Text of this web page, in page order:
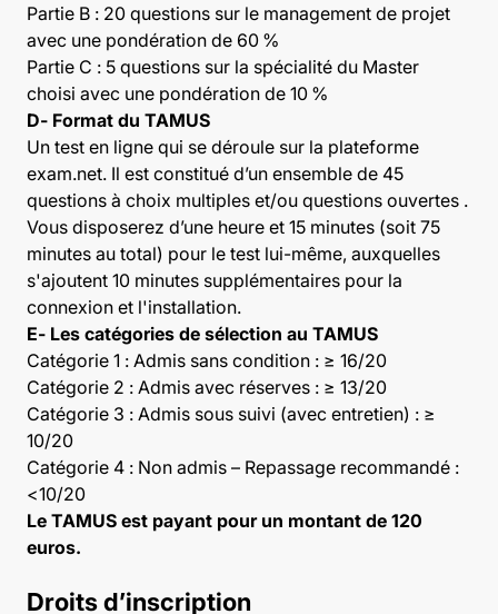
Partie B : 20 questions sur le management de projet
avec une pondération de 60 %
Partie C : 5 questions sur la spécialité du Master
choisi avec une pondération de 10 %
D- Format du TAMUS
Un test en ligne qui se déroule sur la plateforme
exam.net. Il est constitué d’un ensemble de 45
questions à choix multiples et/ou questions ouvertes .
Vous disposerez d’une heure et 15 minutes (soit 75
minutes au total) pour le test lui-même, auxquelles
s'ajoutent 10 minutes supplémentaires pour la
connexion et l'installation.
E- Les catégories de sélection au TAMUS
Catégorie 1 : Admis sans condition : ≥ 16/20
Catégorie 2 : Admis avec réserves : ≥ 13/20
Catégorie 3 : Admis sous suivi (avec entretien) : ≥
10/20
Catégorie 4 : Non admis – Repassage recommandé :
<10/20
Le TAMUS est payant pour un montant de 120
euros.
Droits d’inscription